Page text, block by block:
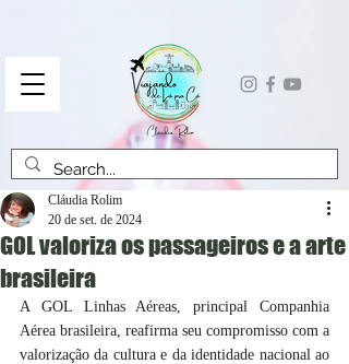
GOL valoriza os passageiros e a arte
brasileira
Cláudia Rolim
20 de set. de 2024
A GOL Linhas Aéreas, principal Companhia
Aérea brasileira, reafirma seu compromisso com a
valorização da cultura e da identidade nacional ao